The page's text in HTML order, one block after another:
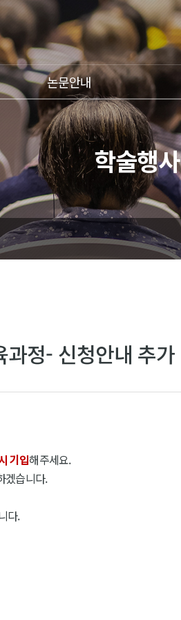
논문안내
학술행사
정- 신청안내 추가
기입해주세요.
겠습니다.
다.